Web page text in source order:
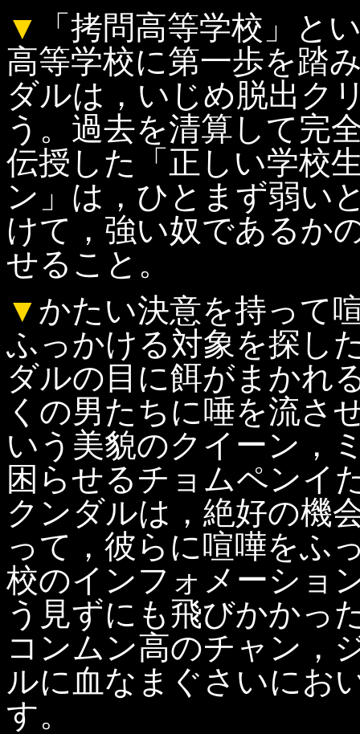
▼
「拷問高等学校」と
高等学校に第一歩を踏
ダルは，いじめ脱出ク
う。過去を清算して完
伝授した「正しい学校
ン」は，ひとまず弱い
けて，強い奴であるか
せること。
▼ かたい決意を持って
ふっかける対象を探し
ダルの目に餌がまかれ
くの男たちに唾を流さ
いう美貌のクイーン，
困らせるチョムペンイ
クンダルは，絶好の機
って，彼らに喧嘩をふ
校のインフォメーショ
う見ずにも飛びかかっ
コンムン高のチャン，
ルに血なまぐさいにお
す。